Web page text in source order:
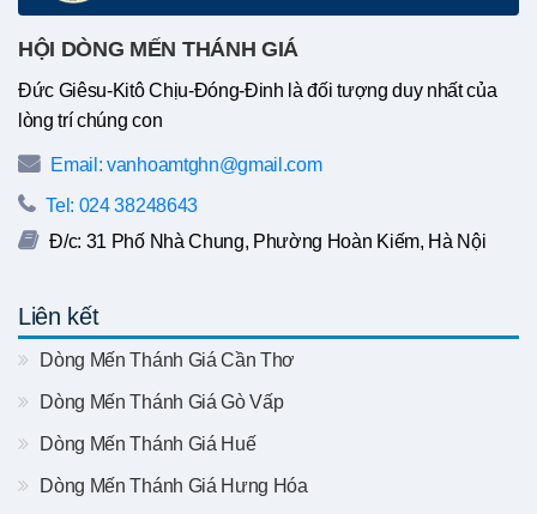
HỘI DÒNG MẾN THÁNH GIÁ
Đức Giêsu-Kitô Chịu-Đóng-Đinh là đối tượng duy nhất của
lòng trí chúng con
Email: vanhoamtghn@gmail.com
Tel: 024 38248643
Đ/c: 31 Phố Nhà Chung, Phường Hoàn Kiếm, Hà Nội
Liên kết
Dòng Mến Thánh Giá Cần Thơ
Dòng Mến Thánh Giá Gò Vấp
Dòng Mến Thánh Giá Huế
Dòng Mến Thánh Giá Hưng Hóa